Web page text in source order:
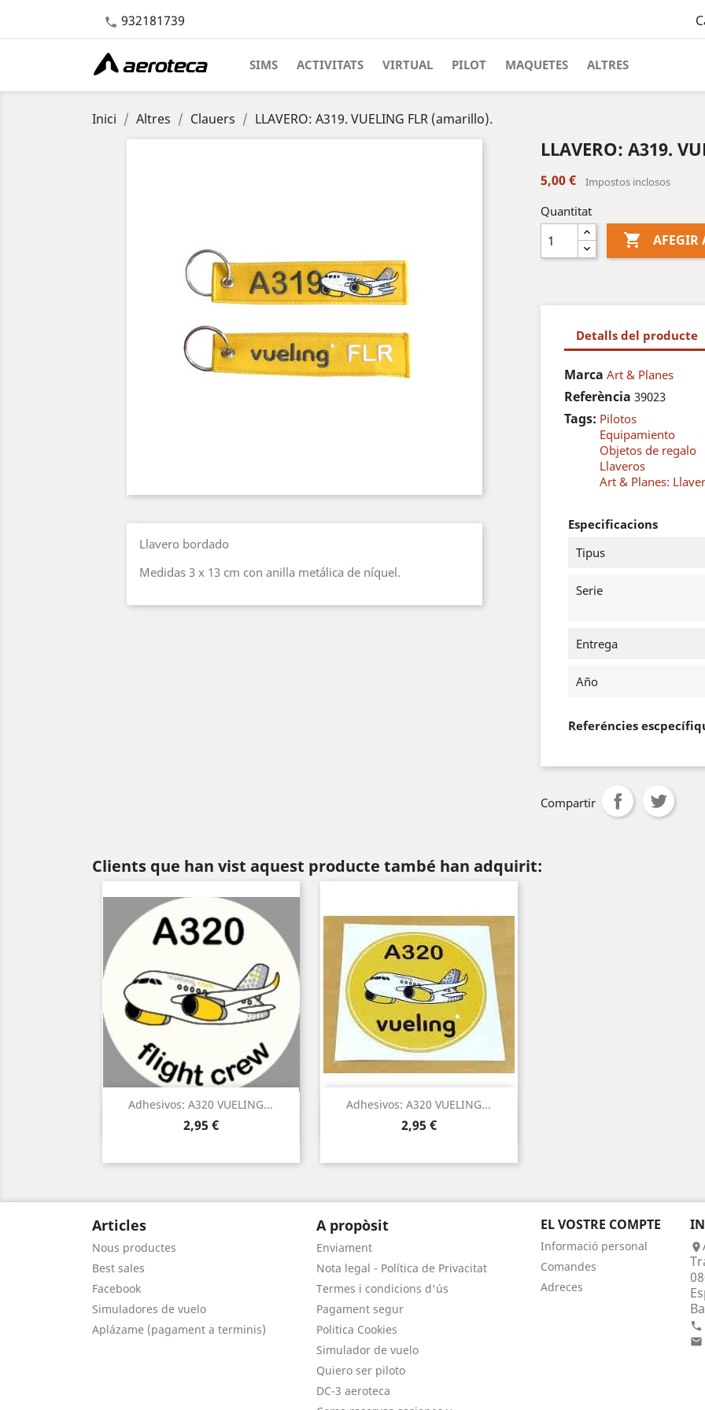
 932181739
SIMS ACTIVITATS VIRTUAL PILOT MAQUETES ALTRES
Inici Altres Clauers LLAVERO: A319. VUELING FLR (amarillo).
Llavero bordado
Medidas 3 x 13 cm con anilla metálica de níquel.
LLAVERO: A319.
5,00 € Impostos inclosos
Quantitat
 AFEGIR
Detalls del producte
Marca Art & Planes
Referència 39023
Tags: Pilotos
Equipamiento
Objetos de regalo
Llaveros
Art & Planes:
Especificacions
Tipus
Serie
Entrega
Año
Referéncies
Compartir
Clients que han vist aquest producte també han adquirit:
Adhesivos: A320 VUELING...
Preu
2,95 €
Vista ràpida
Adhesivos: A320 VUELING...
Preu
2,95 €
Vista ràpida
Articles
Nous productes
Best sales
Facebook
Simuladores de vuelo
Aplázame (pagament a terminis)
A propòsit
Enviament
Nota legal - Política de Privacitat
Termes i condicions d'ús
Pagament segur
Politica Cookies
Simulador de vuelo
Quiero ser piloto
DC-3 aeroteca
EL VOSTRE COMPTE
Informació personal
Comandes
Adreces


